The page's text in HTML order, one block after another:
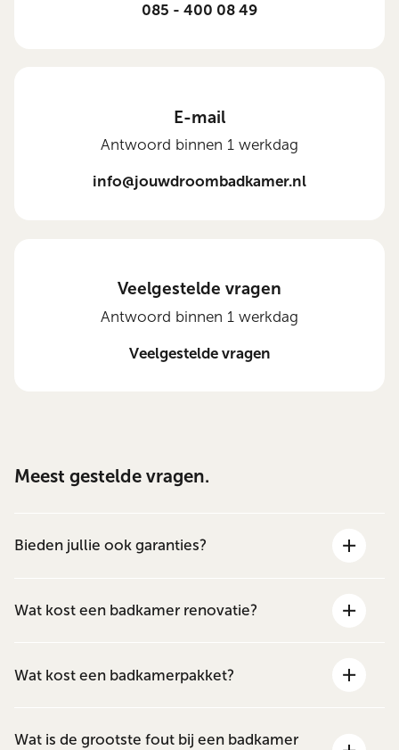
085 - 400 08 49
E-mail
Antwoord binnen 1 werkdag
info@jouwdroombadkamer.nl
Veelgestelde vragen
Antwoord binnen 1 werkdag
Veelgestelde vragen
Meest gestelde vragen.
Bieden jullie ook garanties?
Wat kost een badkamer renovatie?
Wat kost een badkamerpakket?
Wat is de grootste fout bij een badkamer